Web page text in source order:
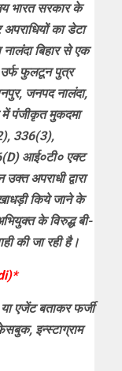
भारत सरकार के
अपराधियों का डेटा
नालंदा बिहार से एक
फुलटून पुत्र
जनपद नालंदा,
में पंजीकृत मुकदमा
336(3),
आई०टी० एक्ट
अपराधी द्वारा
किये जाने के
के विरुद्ध बी-
की जा रही है।
एजेंट बताकर फर्जी
इन्स्टाग्राम